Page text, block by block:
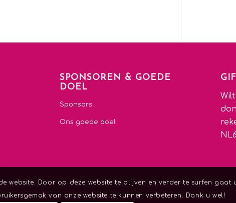
SPONSOREN & GOEDE
DOEL
Sponsors
Ons goede doel
website. Door op deze website te blijven en verder te surfen
van onze website te kunnen verbeteren. Dank u wel!